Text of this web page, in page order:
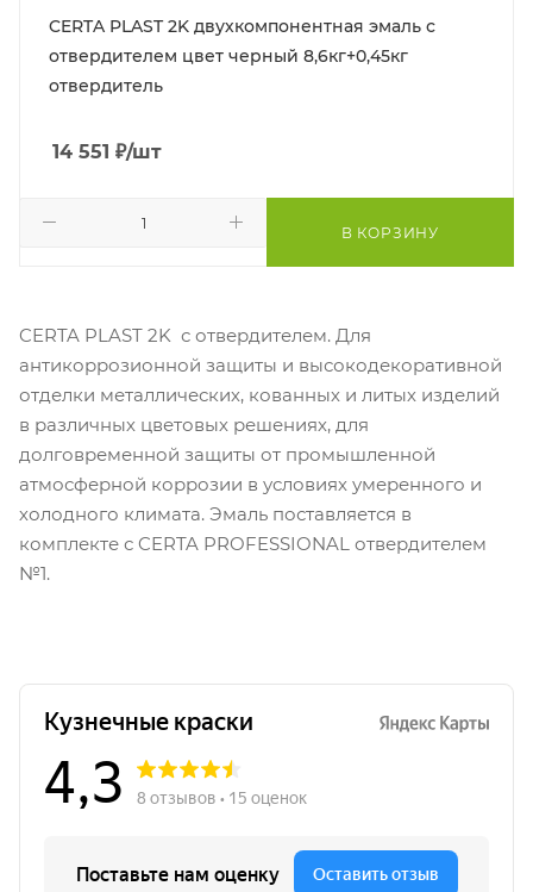
CERTA PLAST 2K двухкомпонентная эмаль с
отвердителем цвет черный 8,6кг+0,45кг
отвердитель
14 551 ₽/шт
В КОРЗИНУ
CERTA PLAST 2K с отвердителем. Для
антикоррозионной защиты и высокодекоративной
отделки металлических, кованных и литых изделий
в различных цветовых решениях, для
долговременной защиты от промышленной
атмосферной коррозии в условиях умеренного и
холодного климата. Эмаль поставляется в
комплекте с CERTA PROFESSIONAL отвердителем
№1.